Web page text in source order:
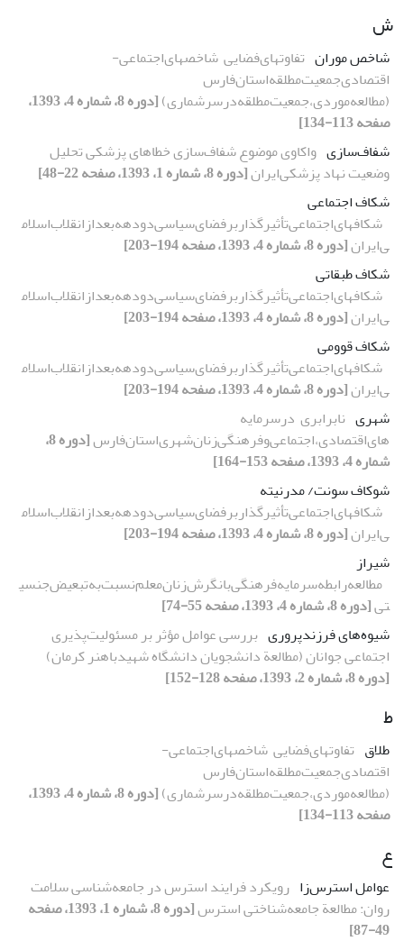
ش
شاخص موران تفاوتهای‌فضایی‌ ‌ شاخصهای‌اجتماعی-
اقتصادی‌جمعیت‌مطلقه‌استان‌فارس‌‌
(مطالعه‌موردی،‌جمعیت‌مطلقه‌در‌سرشماری‌‌)
[دوره 8، شماره 4، 1393،
صفحه 113-134]
شفاف‌سازی واکاوی موضوع شفاف‌سازی خطاهای پزشکی تحلیل
وضعیت نهاد پزشکی‌ایران[دوره 8، شماره 1، 1393، صفحه 22-48]
شکاف اجتماعی
شکافهای‌اجتماعی‌تأثیر‌گذار‌بر‌فضای‌سیاسی‌دو‌دهه‌بعد‌از‌انقلاب‌اسلام
ی‌ایران[دوره 8، شماره 4، 1393، صفحه 194-203]
شکاف طبقاتی
شکافهای‌اجتماعی‌تأثیر‌گذار‌بر‌فضای‌سیاسی‌دو‌دهه‌بعد‌از‌انقلاب‌اسلام
ی‌ایران[دوره 8، شماره 4، 1393، صفحه 194-203]
شکاف قوومی
شکافهای‌اجتماعی‌تأثیر‌گذار‌بر‌فضای‌سیاسی‌دو‌دهه‌بعد‌از‌انقلاب‌اسلام
ی‌ایران[دوره 8، شماره 4، 1393، صفحه 194-203]
شهری نابرابری‌ ‌ در‌سرمایه
های‌اقتصادی،‌اجتماعی‌و‌فرهنگی‌زنان‌شهری‌استان‌فارس‌
[دوره 8،
شماره 4، 1393، صفحه 153-164]
شوکاف سونت/ مدرنیته
شکافهای‌اجتماعی‌تأثیر‌گذار‌بر‌فضای‌سیاسی‌دو‌دهه‌بعد‌از‌انقلاب‌اسلام
ی‌ایران[دوره 8، شماره 4، 1393، صفحه 194-203]
شیراز‌
مطالعه‌رابطه‌سرمایه‌فرهنگی‌با‌نگرش‌زنان‌معلم‌نسبت‌به‌تبعیض‌جنسی
تی[دوره 8، شماره 4، 1393، صفحه 55-74]
شیوه‌های فرزندپروری بررسی عوامل مؤثر بر مسئولیت‌پذیری
اجتماعی جوانان (مطالعة دانشجویان دانشگاه شهیدباهنر کرمان)
[دوره 8، شماره 2، 1393، صفحه 128-152]
ط
طلاق تفاوتهای‌فضایی‌ ‌ شاخصهای‌اجتماعی-
اقتصادی‌جمعیت‌مطلقه‌استان‌فارس‌‌
(مطالعه‌موردی،‌جمعیت‌مطلقه‌در‌سرشماری‌‌)
[دوره 8، شماره 4، 1393،
صفحه 113-134]
ع
عوامل استرس‌زا رویکرد فرایند استرس در جامعه‌شناسی سلامت
روان: مطالعة جامعه‌شناختی استرس
[دوره 8، شماره 1، 1393، صفحه
49-87]